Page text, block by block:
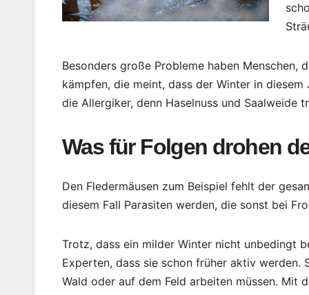
Besonders große Probleme haben
kämpfen, die meint, dass der Winter in
die Allergiker, denn Haselnuss und Saalweide
Was für Folgen drohen
Den Fledermäusen zum Beispiel fehlt der
diesem Fall Parasiten werden, die sonst bei
Trotz, dass ein milder Winter nicht unbedingt
Experten, dass sie schon früher aktiv werden.
Wald oder auf dem Feld arbeiten müssen. Mit